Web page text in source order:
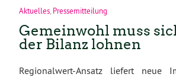
Aktuelles Pressemitteilung
Gemeinwohl muss
der Bilanz lohnen
Regionalwert-Ansatz liefert neue